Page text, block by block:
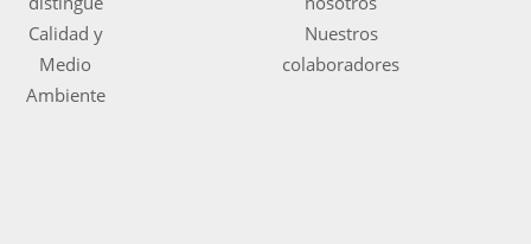
Calidad y
Medio
Ambiente
Nuestros
colaboradores